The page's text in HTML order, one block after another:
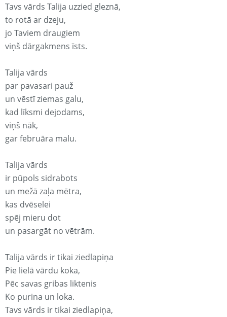
Tavs vārds Talija uzzied gleznā,
to rotā ar dzeju,
jo Taviem draugiem
viņš dārgakmens īsts.
Talija vārds
par pavasari pauž
un vēstī ziemas galu,
kad līksmi dejodams,
viņš nāk,
gar februāra malu.
Talija vārds
ir pūpols sidrabots
un mežā zaļa mētra,
kas dvēselei
spēj mieru dot
un pasargāt no vētrām.
Talija vārds ir tikai ziedlapiņa
Pie lielā vārdu koka,
Pēc savas gribas liktenis
Ko purina un loka.
Tavs vārds ir tikai ziedlapiņa,